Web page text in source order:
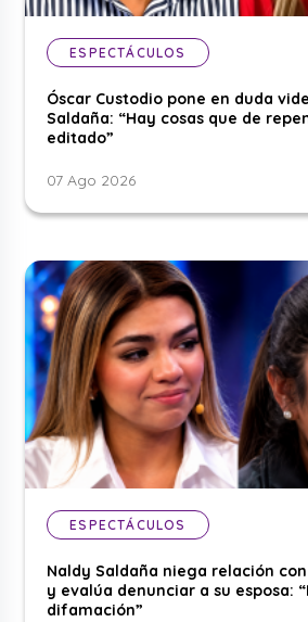
ESPECTÁCULOS
Óscar Custodio pone en duda
Saldaña: “Hay cosas que de
editado”
07 Ago 2026
ESPECTÁCULOS
Naldy Saldaña niega relación
y evalúa denunciar a su esposa:
difamación”